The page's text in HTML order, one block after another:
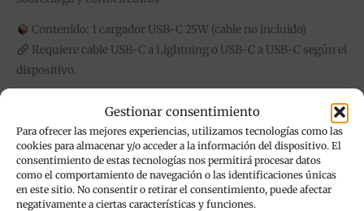
Gestionar consentimiento
Para ofrecer las mejores experiencias, utilizamos tecnologías como las
cookies para almacenar y/o acceder a la información del dispositivo. El
consentimiento de estas tecnologías nos permitirá procesar datos
como el comportamiento de navegación o las identificaciones únicas
en este sitio. No consentir o retirar el consentimiento, puede afectar
negativamente a ciertas características y funciones.
Contenido: 1 cargador USB-C 25W (cable no incluido)
Requiere cable USB-C a Lightning o USB-C a USB-C según el
dispositivo.
Productos relacionados
Este
producto